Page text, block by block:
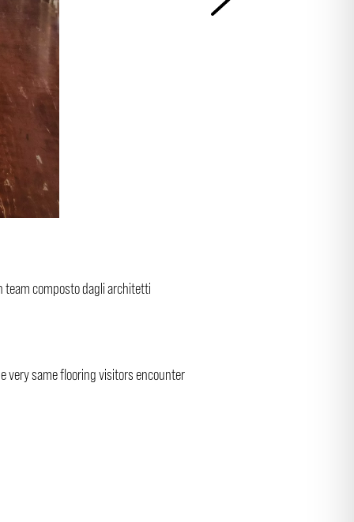
team composto dagli architetti
very same flooring visitors encounter